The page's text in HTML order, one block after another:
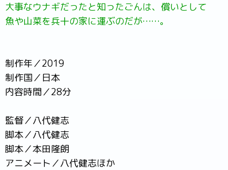
大事なウナギだったと知ったごんは、償いとして
魚や山菜を兵十の家に運ぶのだが……。
制作年／2019
制作国／日本
内容時間／28分
監督／八代健志
脚本／八代健志
脚本／本田隆朗
アニメート／八代健志ほか